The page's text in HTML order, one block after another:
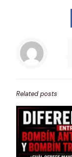
Related posts